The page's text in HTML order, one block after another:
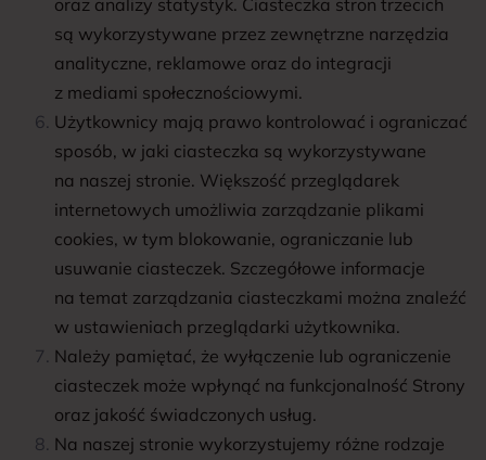
są wykorzystywane przez zewnętrzne narzędzia
analityczne, reklamowe oraz do integracji
z mediami społecznościowymi.
Użytkownicy mają prawo kontrolować i ograniczać
sposób, w jaki ciasteczka są wykorzystywane
na naszej stronie. Większość przeglądarek
internetowych umożliwia zarządzanie plikami
cookies, w tym blokowanie, ograniczanie lub
usuwanie ciasteczek. Szczegółowe informacje
na temat zarządzania ciasteczkami można znaleźć
w ustawieniach przeglądarki użytkownika.
Należy pamiętać, że wyłączenie lub ograniczenie
ciasteczek może wpłynąć na funkcjonalność Strony
oraz jakość świadczonych usług.
Na naszej stronie wykorzystujemy różne rodzaje